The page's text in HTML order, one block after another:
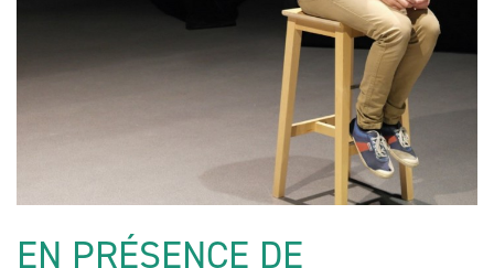
EN PRÉSENCE DE